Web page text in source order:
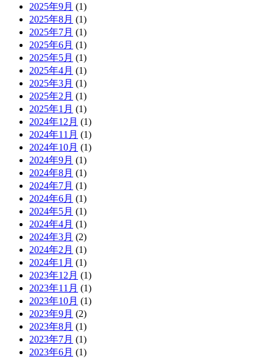
2025年9月 (1)
2025年8月 (1)
2025年7月 (1)
2025年6月 (1)
2025年5月 (1)
2025年4月 (1)
2025年3月 (1)
2025年2月 (1)
2025年1月 (1)
2024年12月 (1)
2024年11月 (1)
2024年10月 (1)
2024年9月 (1)
2024年8月 (1)
2024年7月 (1)
2024年6月 (1)
2024年5月 (1)
2024年4月 (1)
2024年3月 (2)
2024年2月 (1)
2024年1月 (1)
2023年12月 (1)
2023年11月 (1)
2023年10月 (1)
2023年9月 (2)
2023年8月 (1)
2023年7月 (1)
2023年6月 (1)